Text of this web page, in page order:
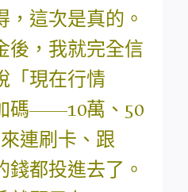
，這次是真的。
後，我就完全信
「現在行情
碼——10萬、50
連刷卡、跟
錢都投進去了。